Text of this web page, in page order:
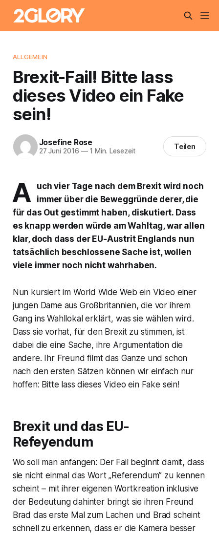
ALLGEMEIN
Brexit-Fail! Bitte lass
dieses Video ein Fake
sein!
Josefine Rose
27 Juni 2016 —1 Min. Lesezeit Teilen
A
uch vier Tage nach dem Brexit wird noch
immer über die Beweggründe derer, die
für das Out gestimmt haben, diskutiert. Dass
es knapp werden würde am Wahltag, war allen
klar, doch dass der EU-Austrit Englands nun
tatsächlich beschlossene Sache ist, wollen
viele immer noch nicht wahrhaben.
Nun kursiert im World Wide Web ein Video einer
jungen Dame aus Großbritannien, die vor ihrem
Gang ins Wahllokal erklärt, was sie wählen wird.
Dass sie vorhat, für den Brexit zu stimmen, ist
dabei die eine Sache, ihre Argumentation die
andere. Ihr Freund filmt das Ganze und schon
nach den ersten Sätzen können wir einfach nur
hoffen: Bitte lass dieses Video ein Fake sein!
Brexit und das EU-
Refeyendum
Wo soll man anfangen: Der Fail beginnt damit, dass
sie nicht einmal das Wort „Referendum” zu kennen
scheint – mit ihrer eigenen Wortkreation inklusive
der Bedeutung dahinter bringt sie ihren Freund
Brad das erste Mal zum Lachen und Brad scheint
schnell zu erkennen, dass er die Kamera besser